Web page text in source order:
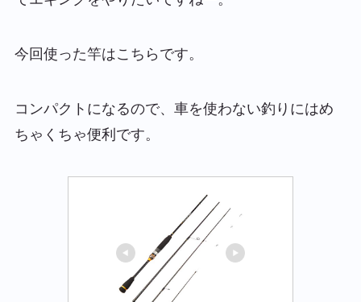
今回使った竿はこちらです。
コンパクトになるので、車を使わない釣りにはめ
ちゃくちゃ便利です。